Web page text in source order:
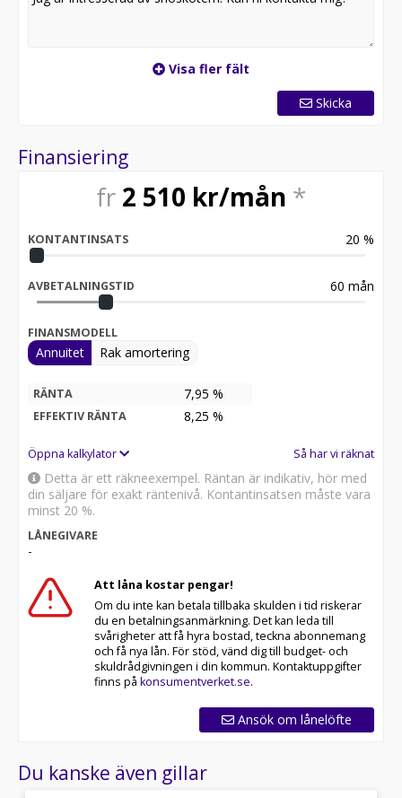
Visa fler fält
Skicka
Finansiering
fr 2 510 kr/mån *
KONTANTINSATS 20 %
AVBETALNINGSTID 60 mån
FINANSMODELL
Annuitet Rak amortering
RÄNTA 7,95 %
EFFEKTIV RÄNTA 8,25 %
Öppna kalkylator Så har vi räknat
Detta är ett räkneexempel. Räntan är indikativ, hör med
din säljare för exakt räntenivå. Kontantinsatsen måste vara
minst 20 %.
LÅNEGIVARE
-
Att låna kostar pengar!
Om du inte kan betala tillbaka skulden i tid riskerar
du en betalningsanmärkning. Det kan leda till
svårigheter att få hyra bostad, teckna abonnemang
och få nya lån. För stöd, vänd dig till budget- och
skuldrådgivningen i din kommun. Kontaktuppgifter
finns på konsumentverket.se.
Ansök om lånelöfte
Du kanske även gillar